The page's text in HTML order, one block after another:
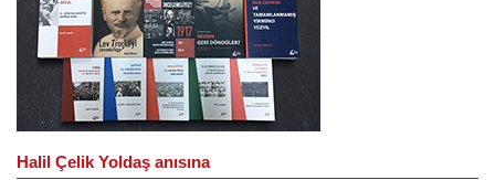
Halil Çelik Yoldaş anısına